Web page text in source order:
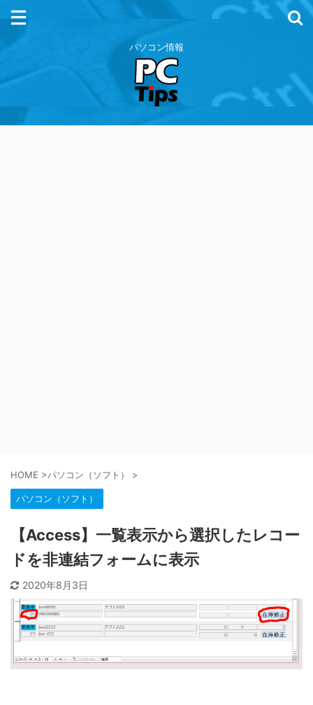
パソコン情報
HOME >パソコン（ソフト） >
パソコン（ソフト）
【Access】一覧表示から選択したレコー
ドを非連結フォームに表示
2020年8月3日